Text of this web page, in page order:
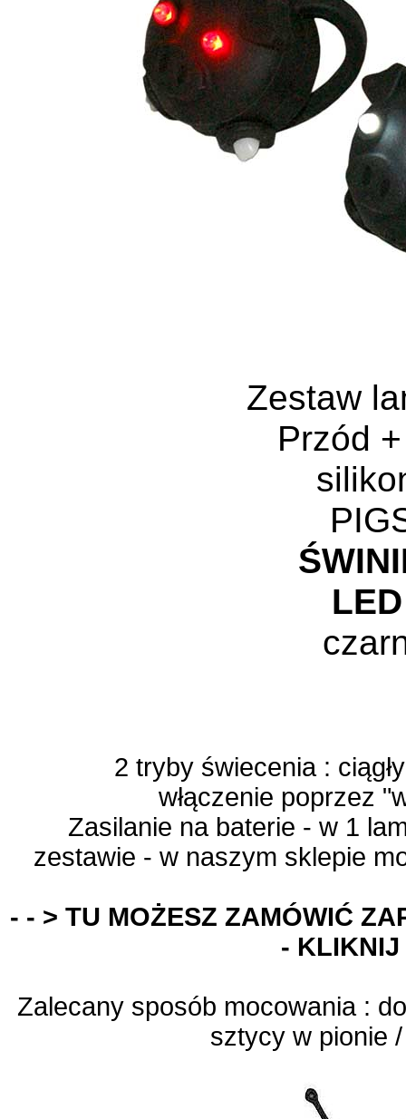
Zestaw
Przód
2 tryby świecenia :
włączenie poprzez
Zasilanie na baterie - w 1
zestawie - w naszym sklepie
- - > TU MOŻESZ ZAMÓWIĆ
-
Zalecany sposób mocowania :
sztycy w pionie